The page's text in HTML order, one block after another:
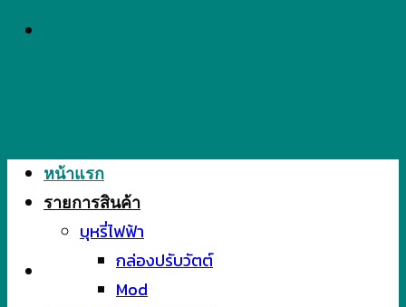
Skip
หน้าแรก
รายการสินค้า
บุหรี่ไฟฟ้า
กล่องปรับวัตต์
Mod